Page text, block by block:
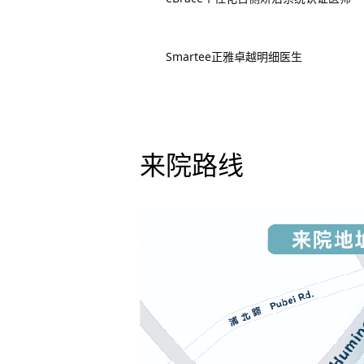
Smartee正雅卓越明细医生
来院路线